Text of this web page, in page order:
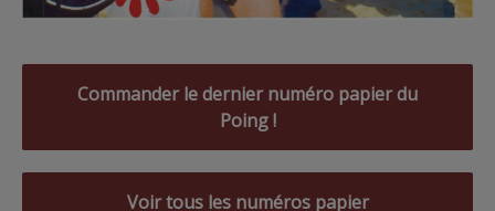
Commander le dernier numéro papier du
Poing !
Voir tous les numéros papier